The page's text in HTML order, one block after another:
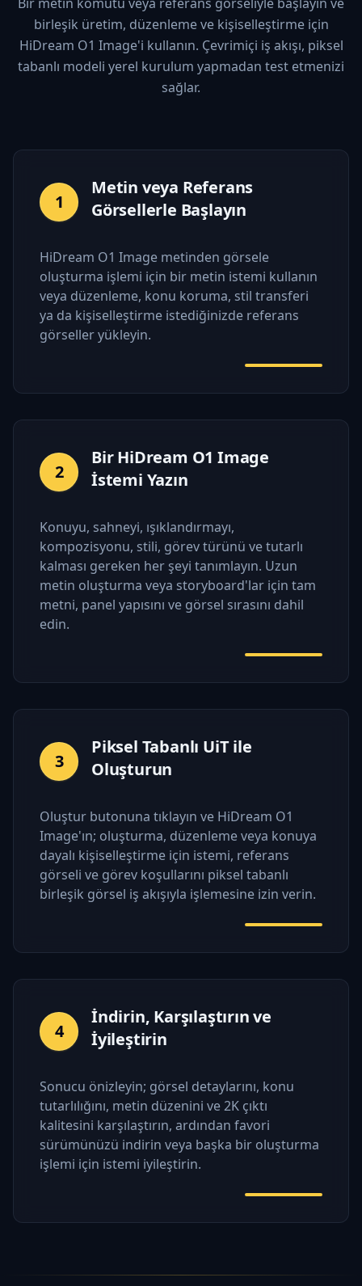
birleşik üretim, düzenleme ve kişiselleştirme için
HiDream O1 Image'i kullanın. Çevrimiçi iş akışı, piksel
tabanlı modeli yerel kurulum yapmadan test etmenizi
sağlar.
1
Metin veya Referans
Görsellerle Başlayın
HiDream O1 Image metinden görsele
oluşturma işlemi için bir metin istemi kullanın
veya düzenleme, konu koruma, stil transferi
ya da kişiselleştirme istediğinizde referans
görseller yükleyin.
2
Bir HiDream O1 Image
İstemi Yazın
Konuyu, sahneyi, ışıklandırmayı,
kompozisyonu, stili, görev türünü ve tutarlı
kalması gereken her şeyi tanımlayın. Uzun
metin oluşturma veya storyboard'lar için tam
metni, panel yapısını ve görsel sırasını dahil
edin.
3
Piksel Tabanlı UiT ile
Oluşturun
Oluştur butonuna tıklayın ve HiDream O1
Image'ın; oluşturma, düzenleme veya konuya
dayalı kişiselleştirme için istemi, referans
görseli ve görev koşullarını piksel tabanlı
birleşik görsel iş akışıyla işlemesine izin verin.
4
İndirin, Karşılaştırın ve
İyileştirin
Sonucu önizleyin; görsel detaylarını, konu
tutarlılığını, metin düzenini ve 2K çıktı
kalitesini karşılaştırın, ardından favori
sürümünüzü indirin veya başka bir oluşturma
işlemi için istemi iyileştirin.